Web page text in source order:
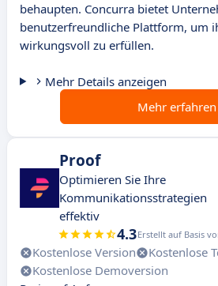
behaupten. Concurra bietet
benutzerfreundliche Plattform, um
wirkungsvoll zu erfüllen.
Mehr Details anzeigen
Mehr erfahren
Proof
Optimieren Sie Ihre
Kommunikationsstrategien
effektiv
4.3Erstellt auf Basis
Kostenlose Version
Kostenlose
Kostenlose Demoversion